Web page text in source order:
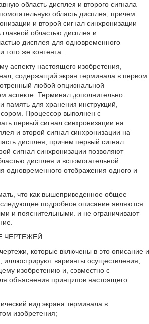
область дисплея и второго сигнала
область дисплея, причем
и второй сигнал синхронизации
главной областью дисплея и
дисплея для одновременного
того же контента.
аспекту настоящего изобретения,
содержащий экран терминала в первом
любой опциональной
аспекте. Терминал дополнительно
память для хранения инструкций,
Процессор выполнен с
первый сигнал синхронизации на
и второй сигнал синхронизации на
дисплея, причем первый сигнал
сигнал синхронизации позволяют
дисплея и вспомогательной
одновременного отображения одного и
что как вышеприведенное общее
подробное описание являются
и пояснительными, и не ограничивают
ЧЕРТЕЖЕЙ
которые включены в это описание и
иллюстрируют варианты осуществления,
изобретению и, совместно с
объяснения принципов настоящего
вид экрана терминала в
изобретения;